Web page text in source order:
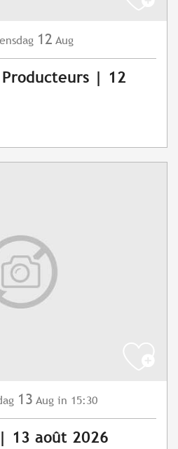
12 Aug
| 12
13 Aug in 15:30
13 août 2026